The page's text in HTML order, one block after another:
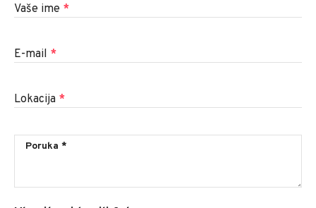
Vaše ime *
E-mail *
Lokacija *